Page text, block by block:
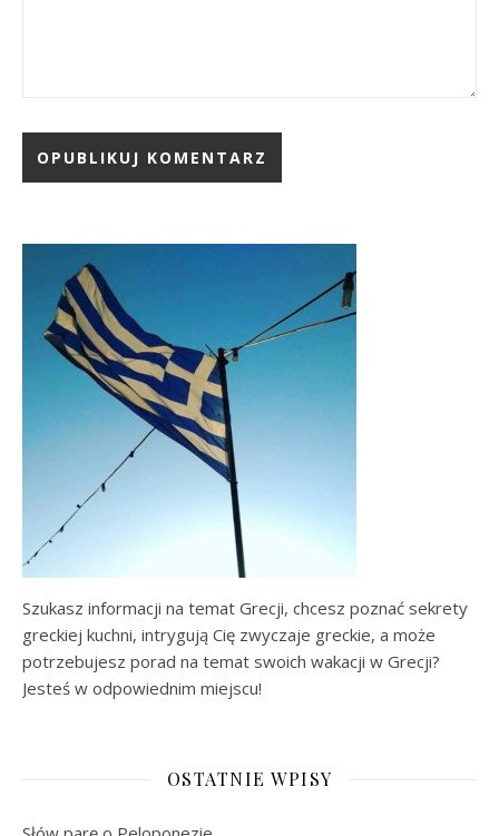
Szukasz informacji na temat Grecji, chcesz poznać sekrety
greckiej kuchni, intrygują Cię zwyczaje greckie, a może
potrzebujesz porad na temat swoich wakacji w Grecji?
Jesteś w odpowiednim miejscu!
OSTATNIE WPISY